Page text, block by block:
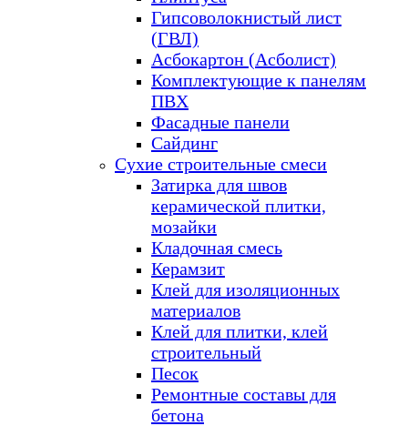
Гипсоволокнистый лист
(ГВЛ)
Асбокартон (Асболист)
Комплектующие к панелям
ПВХ
Фасадные панели
Сайдинг
Сухие строительные смеси
Затирка для швов
керамической плитки,
мозайки
Кладочная смесь
Керамзит
Клей для изоляционных
материалов
Клей для плитки, клей
строительный
Песок
Ремонтные составы для
бетона